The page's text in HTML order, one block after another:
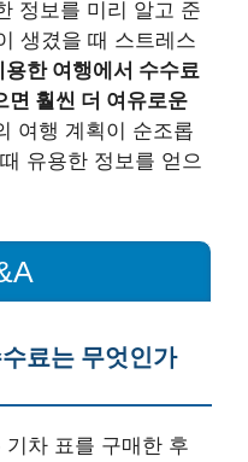
정보를 미리 알고 준
생겼을 때 스트레스
한 여행에서 수수료
면 훨씬 더 여유로운
여행 계획이 순조롭
유용한 정보를 얻으
료는 무엇인가
차 표를 구매한 후